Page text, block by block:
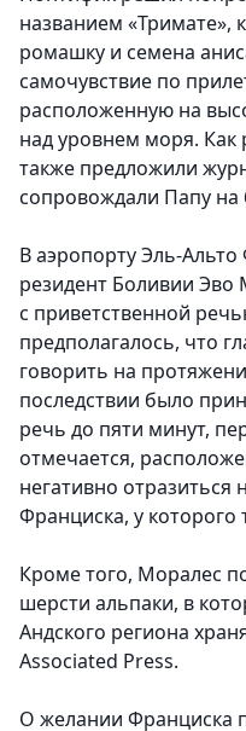
названием «Тримате»,
ромашку и семена
самочувствие по
расположенную на
над уровнем моря. Как
также предложили
сопровождали Папу на
В аэропорту Эль-
резидент Боливии Эво
с приветственной
предполагалось, что
говорить на
последствии было
речь до пяти минут,
отмечается,
негативно отразиться
Франциска, у которого
Кроме того, Моралес
шерсти альпаки, в
Андского региона
Associated Press.
О желании Франциска